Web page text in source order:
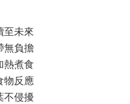
至未來
無負擔
熱煮食
物反應
不侵擾